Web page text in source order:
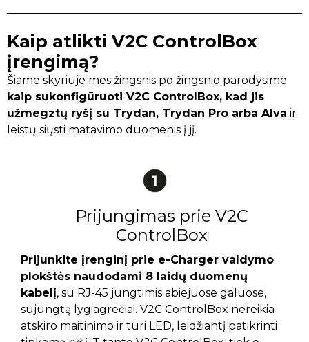
Kaip atlikti V2C ControlBox
įrengimą?
Šiame skyriuje mes žingsnis po žingsnio parodysime
kaip sukonfigūruoti V2C ControlBox, kad jis
užmegztų ryšį su Trydan, Trydan Pro arba Alva ir
leistų siųsti matavimo duomenis į jį.
Prijungimas prie V2C
ControlBox
Prijunkite įrenginį prie e-Charger valdymo
plokštės naudodami 8 laidų duomenų
kabelį, su RJ-45 jungtimis abiejuose galuose,
sujungtą lygiagrečiai. V2C ControlBox nereikia
atskiro maitinimo ir turi LED, leidžiantį patikrinti